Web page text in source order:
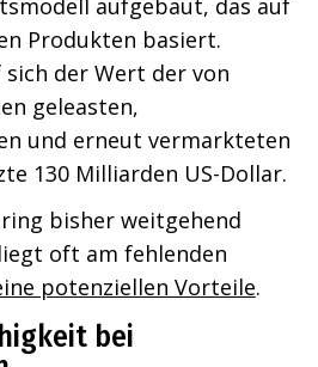
aufgebaut, das auf
Produkten basiert.
der Wert der von
geleasten,
und erneut vermarkteten
130 Milliarden US-Dollar.
bisher weitgehend
oft am fehlenden
potenziellen Vorteile.
bei